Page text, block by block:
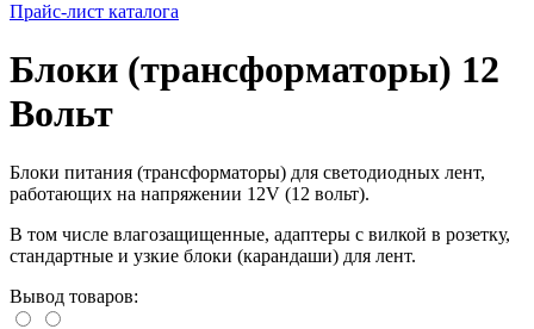
Прайс-лист каталога
Блоки (трансформаторы) 12
Вольт
Блоки питания (трансформаторы) для светодиодных лент,
работающих на напряжении 12V (12 вольт).
В том числе влагозащищенные, адаптеры с вилкой в розетку,
стандартные и узкие блоки (карандаши) для лент.
Вывод товаров: